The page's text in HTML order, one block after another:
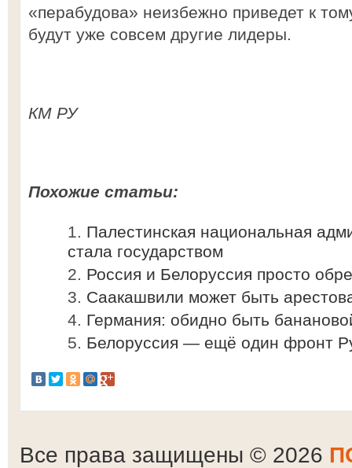
«перабудова» неизбежно приведет к
будут уже совсем другие лидеры.
КМ РУ
Похожие статьи:
Палестинская национальная
стала государством
Россия и Белоруссия просто
Саакашвили может быть
Германия: обидно быть
Белоруссия — ещё один фронт
Все права защищены © 2026